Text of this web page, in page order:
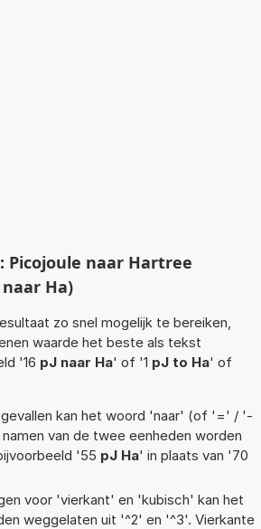
Picojoule naar Hartree
Ha)
zo snel mogelijk te bereiken,
waarde het beste als tekst
'16 pJ naar Ha' of '1 pJ to Ha' of
kan het woord 'naar' (of '=' / '-
van de twee eenheden worden
'55 pJ Ha' in plaats van '70
voor 'vierkant' en 'kubisch' kan het
weggelaten uit '^2' en '^3'. Vierkante